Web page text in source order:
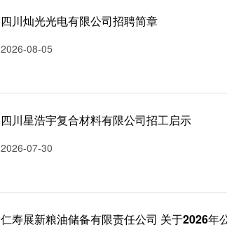
四川灿光光电有限公司招聘简章
2026-08-05
四川星浩宇复合材料有限公司招工启示
2026-07-30